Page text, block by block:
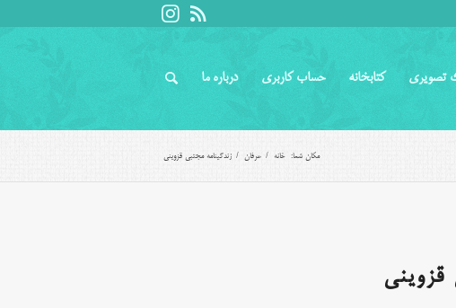
تصویری کتابخانه حساب کاربری درباره ما
مکان شما: خانه / عرفان / زندگینامه مجتبی قزوینی
قزوینی